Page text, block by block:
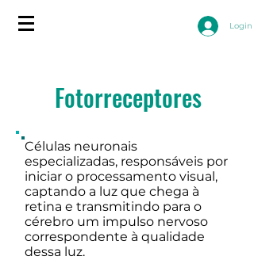
Login
Fotorreceptores
Células neuronais
especializadas, responsáveis por
iniciar o processamento visual,
captando a luz que chega à
retina e transmitindo para o
cérebro um impulso nervoso
correspondente à qualidade
dessa luz.